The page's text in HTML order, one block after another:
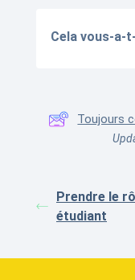
Cela vous-a-
Toujours
Prendre le
étudiant